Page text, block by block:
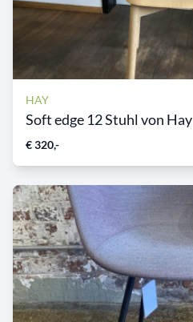
HAY
Soft edge 12 Stuhl von Hay
€ 320,-